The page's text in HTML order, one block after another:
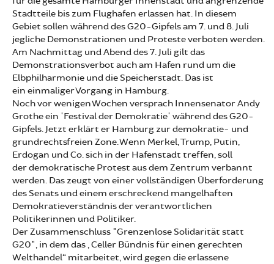
Stadtteile bis zum Flughafen erlassen hat. In diesem
Gebiet sollen während des G20-Gipfels am 7. und 8. Juli
jegliche Demonstrationen und Proteste verboten werden.
Am Nachmittag und Abend des 7. Juli gilt das
Demonstrationsverbot auch am Hafen rund um die
Elbphilharmonie und die Speicherstadt. Das ist
ein einmaliger Vorgang in Hamburg.
Noch vor wenigen Wochen versprach Innensenator Andy
Grothe ein 'Festival der Demokratie' während des G20-
Gipfels. Jetzt erklärt er Hamburg zur demokratie- und
grundrechtsfreien Zone. Wenn Merkel, Trump, Putin,
Erdogan und Co. sich in der Hafenstadt treffen, soll
der demokratische Protest aus dem Zentrum verbannt
werden. Das zeugt von einer vollständigen Überforderung
des Senats und einem erschreckend mangelhaften
Demokratieverständnis der verantwortlichen
Politikerinnen und Politiker.
Der Zusammenschluss "Grenzenlose Solidarität statt
G20", in dem das „Celler Bündnis für einen gerechten
Welthandel“ mitarbeitet, wird gegen die erlassene